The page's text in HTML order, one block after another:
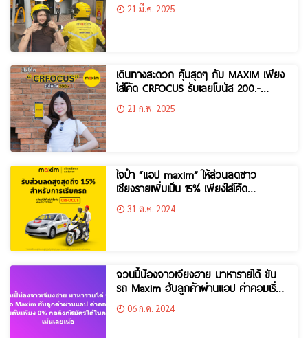
21 มี.ค. 2025
เดินทางสะดวก คุ้มสุดๆ กับ MAXIM เพียง
ใส่โค้ด CRFOCUS รับเลยโบนัส 200.-
พร้อมส่วนลด 15% สำหรับการเดินทางของ
คุณ!21 ก.พ. 2025
ใจป้ำ “แอป maxim” ให้ส่วนลดชาว
เชียงรายเพิ่มเป็น 15% เพียงใส่โค้ด
“CRFOCUS”
31 ต.ค. 2024
จวนปี้น้องจาวเจียงฮาย มาหารายได้ ขับ
รถ Maxim ฮับลูกค้าผ่านแอป ค่าคอมเริ่ม
ต้นเพียง 0%
06 ก.ค. 2024